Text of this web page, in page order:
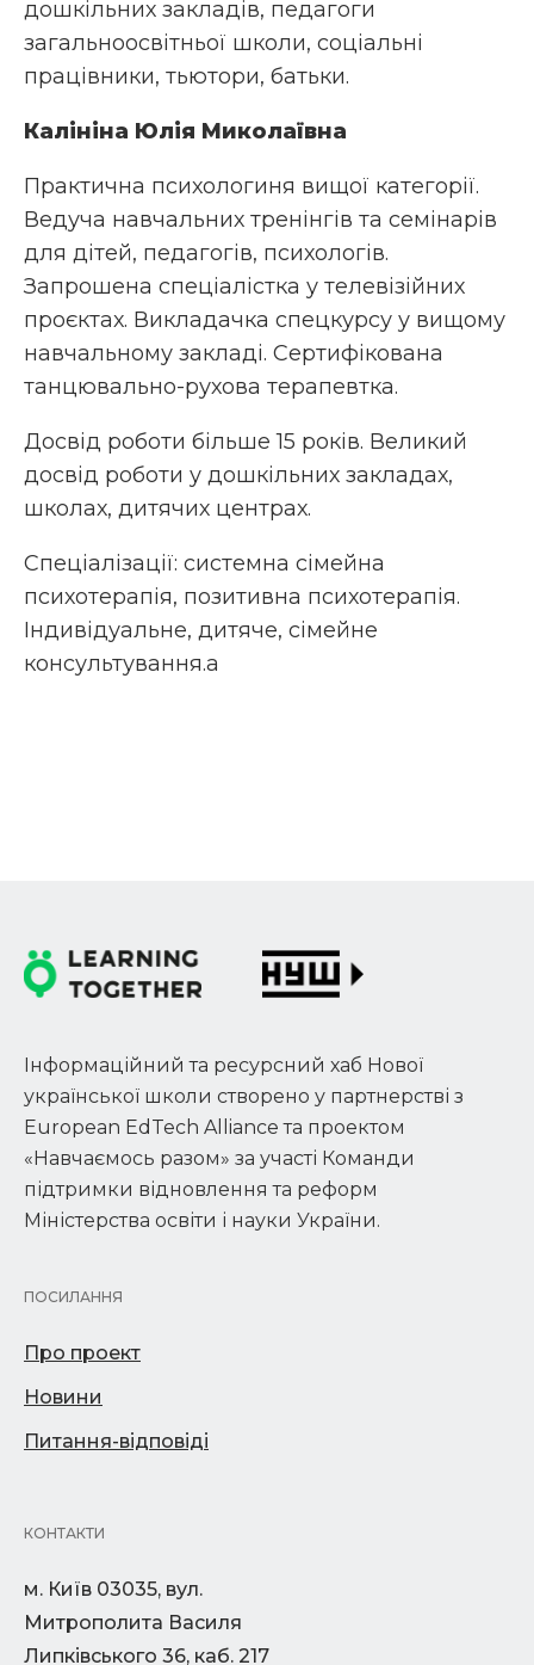
дошкільних закладів, педагоги
загальноосвітньої школи, соціальні
працівники, тьютори, батьки.
Калініна Юлія Миколаївна
Практична психологиня вищої категорії.
Ведуча навчальних тренінгів та семінарів
для дітей, педагогів, психологів.
Запрошена спеціалістка у телевізійних
проєктах. Викладачка спецкурсу у вищому
навчальному закладі. Сертифікована
танцювально-рухова терапевтка.
Досвід роботи більше 15 років. Великий
досвід роботи у дошкільних закладах,
школах, дитячих центрах.
Спеціалізації: системна сімейна
психотерапія, позитивна психотерапія.
Індивідуальне, дитяче, сімейне
консультування.a
Інформаційний та ресурсний хаб Нової
української школи створено у партнерстві з
European EdTech Alliance та проектом
«Навчаємось разом» за участі Команди
підтримки відновлення та реформ
Міністерства освіти і науки України.
ПОСИЛАННЯ
Про проект
Новини
Питання-відповіді
КОНТАКТИ
м. Київ 03035, вул.
Митрополита Василя
Липківського 36, каб. 217